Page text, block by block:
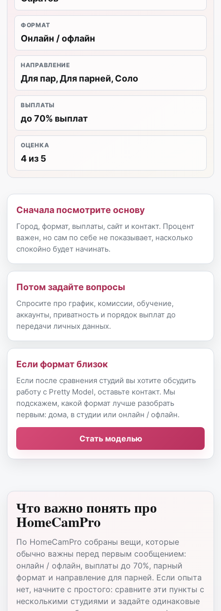
ФОРМАТ
Онлайн / офлайн
НАПРАВЛЕНИЕ
Для пар, Для парней, Соло
ВЫПЛАТЫ
до 70% выплат
ОЦЕНКА
4 из 5
Сначала посмотрите основу
Город, формат, выплаты, сайт и контакт. Процент
важен, но сам по себе не показывает, насколько
спокойно будет начинать.
Потом задайте вопросы
Спросите про график, комиссии, обучение,
аккаунты, приватность и порядок выплат до
передачи личных данных.
Если формат близок
Если после сравнения студий вы хотите обсудить
работу с Pretty Model, оставьте контакт. Мы
подскажем, какой формат лучше разобрать
первым: дома, в студии или онлайн / офлайн.
Стать моделью
Что важно понять про
HomeCamPro
По HomeCamPro собраны вещи, которые
обычно важны перед первым сообщением:
онлайн / офлайн, выплаты до 70%, парный
формат и направление для парней. Если опыта
нет, начните с простого: сравните эти пункты с
несколькими студиями и задайте одинаковые